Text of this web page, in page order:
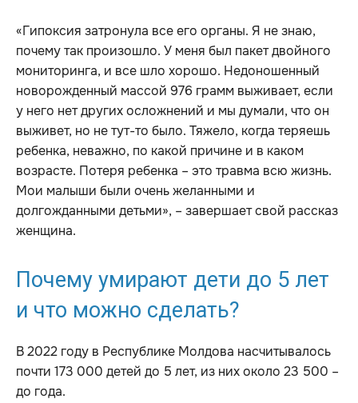
«Гипоксия затронула все его органы. Я не знаю,
почему так произошло. У меня был пакет двойного
мониторинга, и все шло хорошо. Недоношенный
новорожденный массой 976 грамм выживает, если
у него нет других осложнений и мы думали, что он
выживет, но не тут-то было. Тяжело, когда теряешь
ребенка, неважно, по какой причине и в каком
возрасте. Потеря ребенка – это травма всю жизнь.
Мои малыши были очень желанными и
долгожданными детьми», – завершает свой рассказ
женщина.
Почему умирают дети до 5 лет
и что можно сделать?
В 2022 году в Республике Молдова насчитывалось
почти 173 000 детей до 5 лет, из них около 23 500 –
до года.